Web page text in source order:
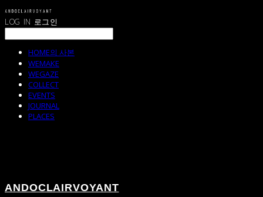
LOG IN 로그인
HOME의 사본
WEMAKE
WEGAZE
COLLECT
EVENTS
JOURNAL
PLACES
ANDOCLAIRVOYANT